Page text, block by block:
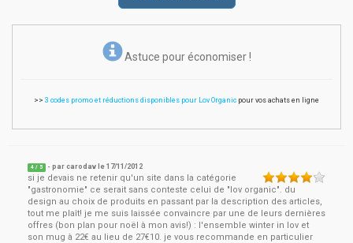
Astuce pour économiser !
>> 3 codes promo et réductions disponibles pour Lov Organic pour vos achats en ligne
4 / 5 - parcarodav le17/11/2012
si je devais ne retenir qu'un site dans la catégorie
"gastronomie" ce serait sans conteste celui de "lov organic". du
design au choix de produits en passant par la description des articles,
tout me plaît! je me suis laissée convaincre par une de leurs dernières
offres (bon plan pour noël à mon avis!) : l'ensemble winter in lov et
son mug à 22€ au lieu de 27€10. je vous recommande en particulier